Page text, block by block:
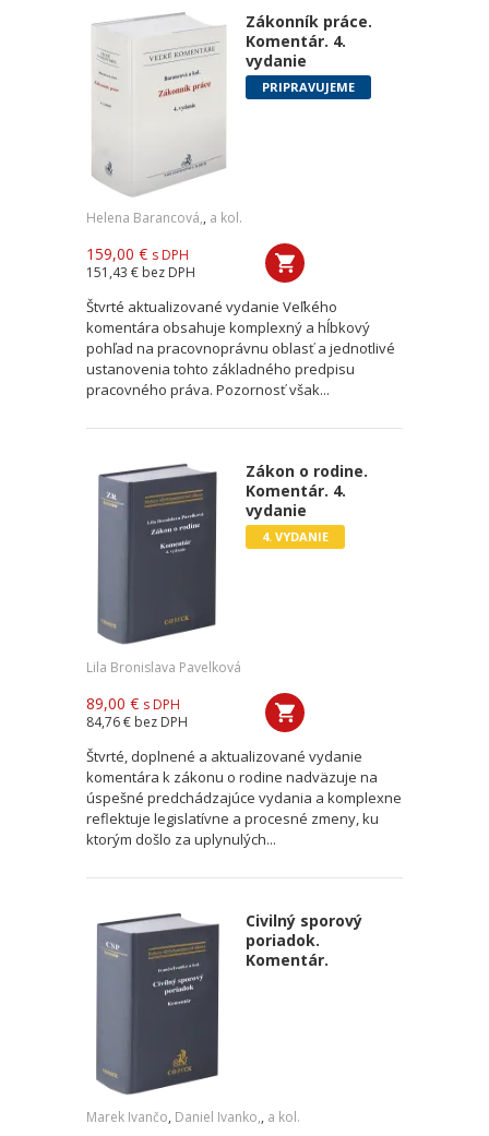
Zákonník práce.
Komentár. 4.
vydanie
PRIPRAVUJEME
Helena Barancová,, a kol.
159,00 € s DPH
151,43 € bez DPH
Štvrté aktualizované vydanie Veľkého
komentára obsahuje komplexný a hĺbkový
pohľad na pracovnoprávnu oblasť a jednotlivé
ustanovenia tohto základného predpisu
pracovného práva. Pozornosť však...
Zákon o rodine.
Komentár. 4.
vydanie
4. VYDANIE
Lila Bronislava Pavelková
89,00 € s DPH
84,76 € bez DPH
Štvrté, doplnené a aktualizované vydanie
komentára k zákonu o rodine nadväzuje na
úspešné predchádzajúce vydania a komplexne
reflektuje legislatívne a procesné zmeny, ku
ktorým došlo za uplynulých...
Civilný sporový
poriadok.
Komentár.
Marek Ivančo, Daniel Ivanko,, a kol.